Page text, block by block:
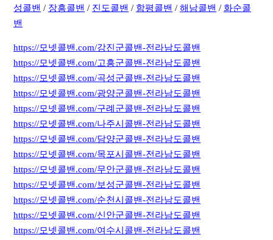
성콜밴 / 장흥콜밴 / 진도콜밴 / 함평콜밴 /해남콜밴 /화순콜
밴
https://모넷콜밴.com/강진군콜밴-전라남도콜밴
https://모넷콜밴.com/고흥군콜밴-전라남도콜밴
https://모넷콜밴.com/곡성군콜밴-전라남도콜밴
https://모넷콜밴.com/광양군콜밴-전라남도콜밴
https://모넷콜밴.com/구례군콜밴-전라남도콜밴
https://모넷콜밴.com/나주시콜밴-전라남도콜밴
https://모넷콜밴.com/담양군콜밴-전라남도콜밴
https://모넷콜밴.com/목포시콜밴-전라남도콜밴
https://모넷콜밴.com/무안군콜밴-전라남도콜밴
https://모넷콜밴.com/보성군콜밴-전라남도콜밴
https://모넷콜밴.com/순천시콜밴-전라남도콜밴
https://모넷콜밴.com/신안군콜밴-전라남도콜밴
https://모넷콜밴.com/여수시콜밴-전라남도콜밴